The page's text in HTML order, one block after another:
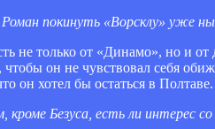
покинуть «Ворсклу» уже
не только от «Динамо», но и
чтобы он не чувствовал себя
он хотел бы остаться в Полтаве.
Безуса, есть ли интерес